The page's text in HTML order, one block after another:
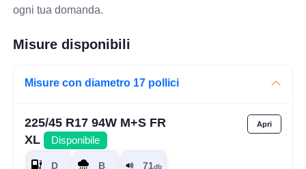
ogni tua domanda.
Misure disponibili
Misure con diametro 17 pollici
225/45 R17 94W M+S FR
XL
Disponibile